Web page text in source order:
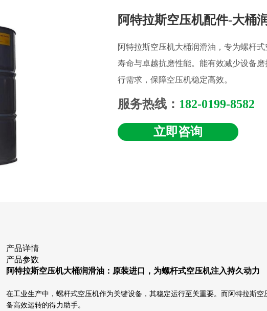
阿特拉斯空压机配件-大桶
阿特拉斯空压机大桶润滑油，专为螺杆
寿命与卓越抗磨性能。能有效减少设备
行需求，保障空压机稳定高效。
服务热线： 182-0199-8582
立即咨询
产品详情
产品参数
阿特拉斯空压机大桶润滑油：原装进口，为螺杆式空压机注入持久动力
在工业生产中，螺杆式空压机作为关键设备，其稳定运行至关重要。而阿特拉斯
备高效运转的得力助手。